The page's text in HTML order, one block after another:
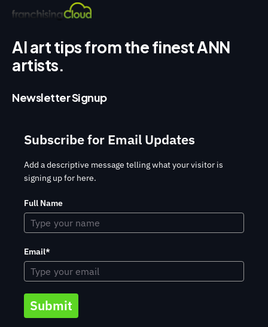
AI art tips from the finest ANN
artists.
Newsletter Signup
Subscribe for Email Updates
Add a descriptive message telling what your visitor is
signing up for here.
Full Name
Email*
Submit